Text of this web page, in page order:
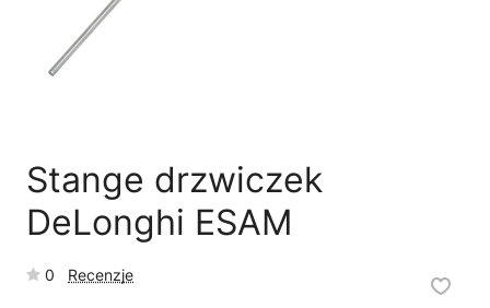
Stange drzwiczek
DeLonghi ESAM
0 Recenzje
🗹Reklamacja naprawy